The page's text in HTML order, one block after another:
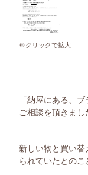
※クリックで拡大
「納屋にある、
ご相談を頂きまし
新しい物と買い
られていたとのこ